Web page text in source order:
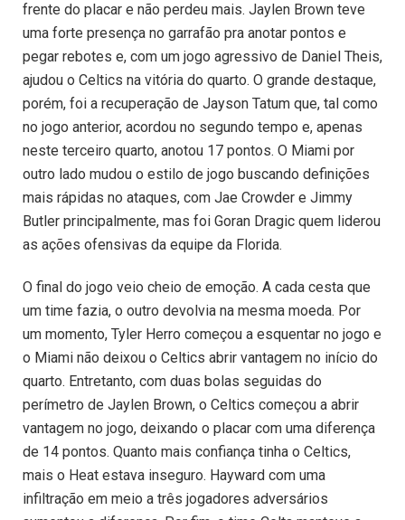
frente do placar e não perdeu mais. Jaylen Brown teve
uma forte presença no garrafão pra anotar pontos e
pegar rebotes e, com um jogo agressivo de Daniel Theis,
ajudou o Celtics na vitória do quarto. O grande destaque,
porém, foi a recuperação de Jayson Tatum que, tal como
no jogo anterior, acordou no segundo tempo e, apenas
neste terceiro quarto, anotou 17 pontos. O Miami por
outro lado mudou o estilo de jogo buscando definições
mais rápidas no ataques, com Jae Crowder e Jimmy
Butler principalmente, mas foi Goran Dragic quem liderou
as ações ofensivas da equipe da Florida.
O final do jogo veio cheio de emoção. A cada cesta que
um time fazia, o outro devolvia na mesma moeda. Por
um momento, Tyler Herro começou a esquentar no jogo e
o Miami não deixou o Celtics abrir vantagem no início do
quarto. Entretanto, com duas bolas seguidas do
perímetro de Jaylen Brown, o Celtics começou a abrir
vantagem no jogo, deixando o placar com uma diferença
de 14 pontos. Quanto mais confiança tinha o Celtics,
mais o Heat estava inseguro. Hayward com uma
infiltração em meio a três jogadores adversários